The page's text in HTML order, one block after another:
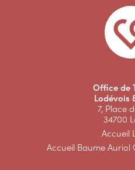
Office de
Lodévois
7, Place
34700
Accueil
Accueil Baume Auriol